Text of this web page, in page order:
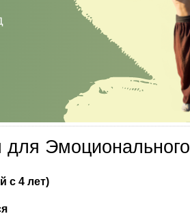
с 4 лет)